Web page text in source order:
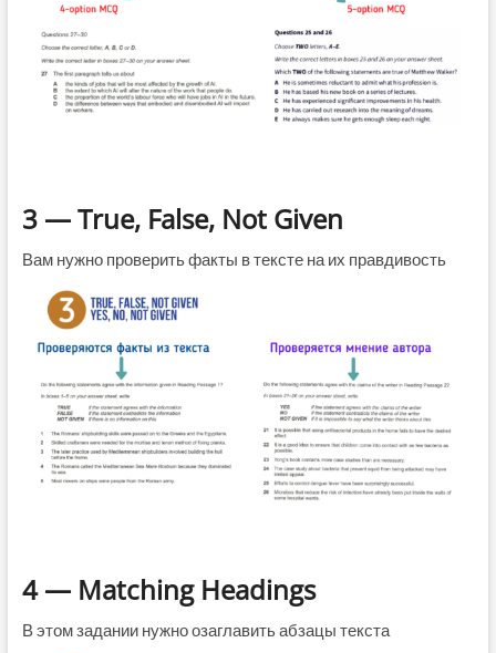
3 — True, False, Not Given
Вам нужно проверить факты в тексте на их правдивость
4 — Matching Headings
В этом задании нужно озаглавить абзацы текста